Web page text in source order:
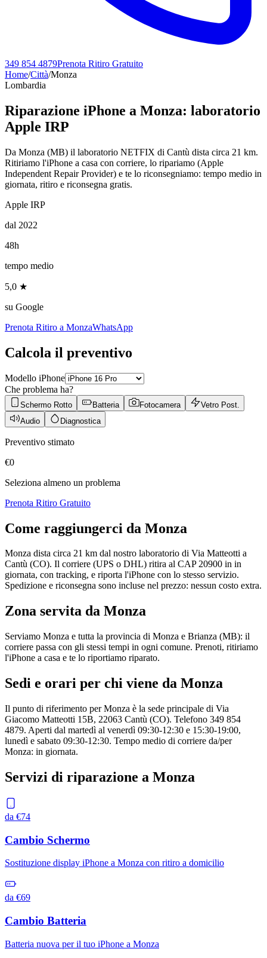
349 854 4879Prenota Ritiro Gratuito
Home/Città/Monza
Lombardia
Riparazione iPhone a Monza: laboratorio
Apple IRP
Da Monza (MB) il laboratorio NETFIX di Cantù dista circa 21 km.
Ritiriamo l'iPhone a casa con corriere, lo ripariamo (Apple
Independent Repair Provider) e te lo riconsegniamo: tempo medio in
giornata, ritiro e riconsegna gratis.
Apple IRP
dal 2022
48h
tempo medio
5,0 ★
su Google
Prenota Ritiro a MonzaWhatsApp
Calcola il preventivo
Modello iPhone
Che problema ha?
Schermo Rotto Batteria Fotocamera
Vetro Post.
Audio
Diagnostica
Preventivo stimato
€0
Seleziona almeno un problema
Prenota Ritiro Gratuito
Come raggiungerci da Monza
Monza dista circa 21 km dal nostro laboratorio di Via Matteotti a
Cantù (CO). Il corriere (UPS o DHL) ritira al CAP 20900 in in
giornata, con tracking, e riporta l'iPhone con lo stesso servizio.
Spedizione e riconsegna sono incluse nel prezzo: nessun costo extra.
Zona servita da Monza
Serviamo Monza e tutta la provincia di Monza e Brianza (MB): il
corriere passa con gli stessi tempi in ogni comune. Prenoti, ritiriamo
l'iPhone a casa e te lo riportiamo riparato.
Sedi e orari per chi viene da Monza
Il punto di riferimento per Monza è la sede principale di Via
Giacomo Matteotti 15B, 22063 Cantù (CO). Telefono 349 854
4879. Aperti dal martedì al venerdì 09:30-12:30 e 15:30-19:00,
lunedì e sabato 09:30-12:30. Tempo medio di corriere da/per
Monza: in giornata.
Servizi di riparazione a Monza
da €74
Cambio Schermo
Sostituzione display iPhone a Monza con ritiro a domicilio
da €69
Cambio Batteria
Batteria nuova per il tuo iPhone a Monza